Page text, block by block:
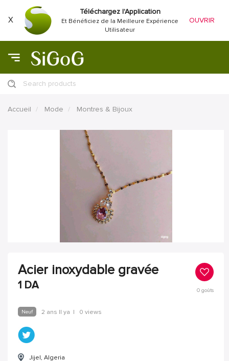
X
Téléchargez l'Application
Et Bénéficiez de la Meilleure Expérience
Utilisateur
OUVRIR
Search products
Accueil Mode Montres & Bijoux
Acier inoxydable gravée
1 DA 0goûts
Neuf 2 ans Il ya | 0 views
Jijel, Algeria